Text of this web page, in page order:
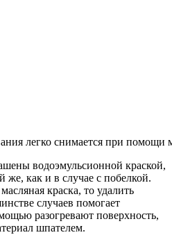
легко снимается при помощи
водоэмульсионной краской,
же, как и в случае с побелкой.
краска, то удалить
случаев помогает
разогревают поверхность,
шпателем.